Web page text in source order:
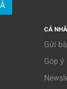
CÁ
Gửi
Góp ý